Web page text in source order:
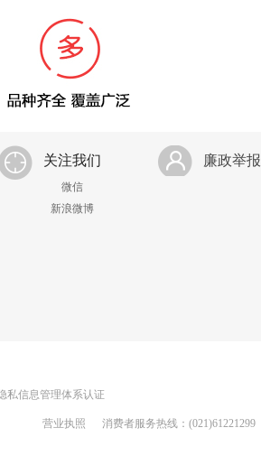
关注我们
微信
新浪微博
廉政举报
私信息管理体系认证
营业执照 消费者服务热线：(021)61221299